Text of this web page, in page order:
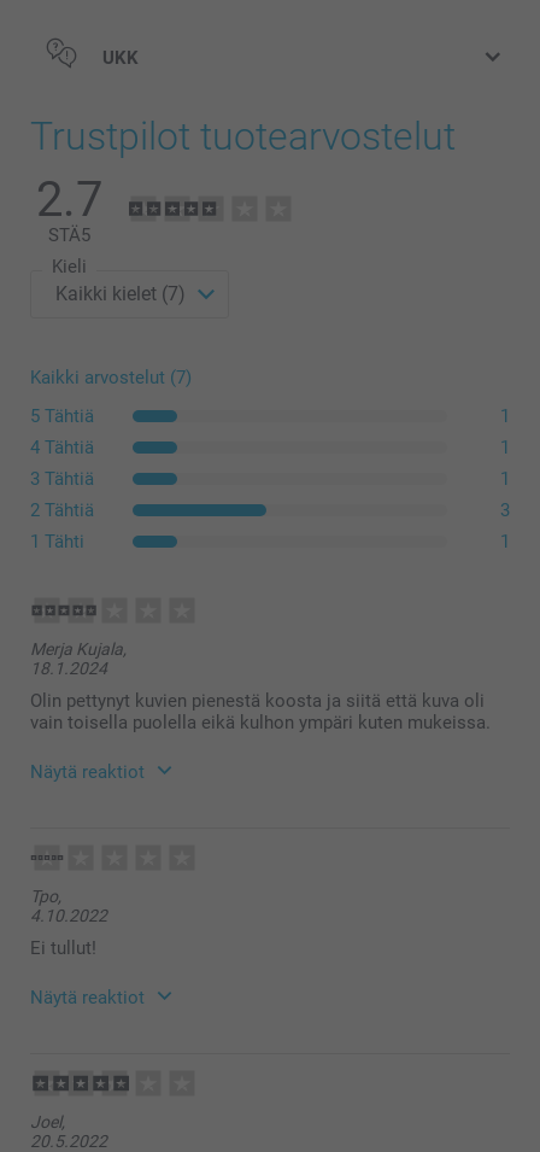
UKK
Trustpilot tuotearvostelut
2.7
STÄ5
Kieli
Kaikki arvostelut (7)
5 Tähtiä
1
4 Tähtiä
1
3 Tähtiä
1
2 Tähtiä
3
1 Tähti
1
Merja Kujala,
18.1.2024
Olin pettynyt kuvien pienestä koosta ja siitä että kuva oli
vain toisella puolella eikä kulhon ympäri kuten mukeissa.
Näytä reaktiot
tyytyväinen saamaasi tuotteeseen. Mikäli haluat
tehdä reklamaation, ota yhteyttä asiakaspalveluun
mielellään.
Lämpimät terveiset
Tpo,
4.10.2022
Ei tullut!
Näytä reaktiot
11:34
toimitusaika on noin 5-8 arkipäivää. Jos et vieläkään
Joel,
20.5.2022